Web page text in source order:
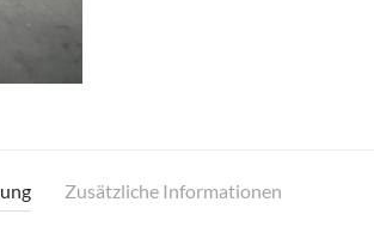
Zusätzliche Informationen